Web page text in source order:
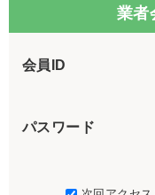
業者
会員ID
パスワード